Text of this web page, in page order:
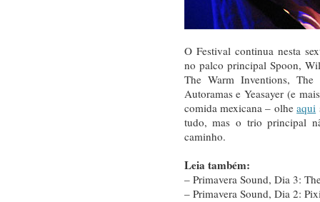
O Festival continua nesta
no palco principal Spoon,
The Warm Inventions, The
Autoramas e Yeasayer (e
comida mexicana – olheaqui
tudo, mas o trio principal
caminho.
Leia também:
– Primavera Sound, Dia 3:
– Primavera Sound, Dia 2: